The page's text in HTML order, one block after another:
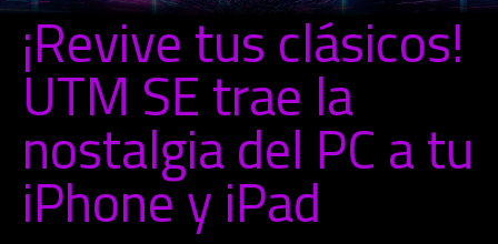
¡Revive tus clásicos!
UTM SE trae la
nostalgia del PC a tu
iPhone y iPad